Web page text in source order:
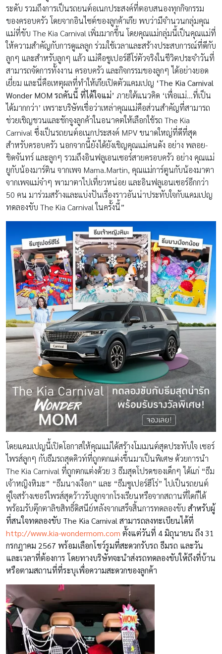
ระดับ รวมถึงการเป็นรถยนต์อเนกประสงค์ที่ตอบสนองทุกกิจกรรม
ของครอบครัว โดยจากอินไซต์ของลูกค้าเกีย พบว่ามีจำนวนกลุ่มคุณ
แม่ที่ขับ The Kia Carnival เพิ่มมากขึ้น โดยคุณแม่กลุ่มนี้เป็นคุณแม่ที่
ให้ความสำคัญกับการดูแลลูก ร่วมใช้เวลาและสร้างประสบการณ์ที่ดีกับ
ลูกๆ และสำหรับลูกๆ แล้ว แม่คือซูเปอร์ฮีโร่ตัวจริงในชีวิตประจำวันที่
สามารถจัดการทั้งงาน ครอบครัว และกิจกรรมของลูกๆ ได้อย่างยอด
เยี่ยม และนี่คือเหตุผลที่ทำให้เกียเปิดตัวแคมเปญ ‘The Kia Carnival
Wonder MOM รถคันนี้ ที่ได้ใจแม่’ ภายใต้แนวคิด ‘เพื่อแม่…ที่เป็น
ได้มากกว่า’ เพราะบริษัทเชื่อว่าเหล่าคุณแม่คือส่วนสำคัญที่สามารถ
ช่วยเชิญชวนและชักจูงลูกค้าในอนาคตให้เลือกใช้รถ The Kia
Carnival ซึ่งเป็นรถยนต์อเนกประสงค์ MPV ขนาดใหญ่ที่ดีที่สุด
สำหรับครอบครัว นอกจากนี้ยังได้ยังเชิญคุณแม่คนดัง อย่าง พลอย-
ชิดจันทร์ และลูกๆ รวมถึงอินฟลูเอนเซอร์สายครอบครัว อย่าง คุณแม่
ยูกับน้องมาร์ติน จากเพจ Mama.Martin, คุณแม่การ์ตูนกับน้องมาตา
จากเพจแม่จ๋าๆ พามาตาไปเที่ยวหน่อย และอินฟลูเอนเซอร์อีกกว่า
50 คน มาร่วมสร้างและแบ่งปันเรื่องราวอันน่าประทับใจกับแคมเปญ
ทดลองขับ The Kia Carnival ในครั้งนี้”
โดยแคมเปญนี้เปิดโอกาสให้คุณแม่ได้สร้างโมเมนต์สุดประทับใจ เซอร์
ไพรส์ลูกๆ กับธีมรถสุดคิวท์ที่ถูกตกแต่งขึ้นมาเป็นพิเศษ ด้วยการนำ
The Kia Carnival ที่ถูกตกแต่งด้วย 3 ธีมสุดโปรดของเด็กๆ ได้แก่ “ธีม
เจ้าหญิงหิมะ” “ธีมนางเงือก” และ “ธีมซูเปอร์ฮีโร่” ไปเป็นรถยนต์
คู่ใจสร้างเซอร์ไพรส์สุดว้าวรับลูกจากโรงเรียนหรือจากสถานที่ใดก็ได้
พร้อมรับตุ๊กตาลิขสิทธิ์ดิสนีย์หลังจากเสร็จสิ้นการทดลองขับ สำหรับผู้
ที่สนใจทดลองขับ The Kia Carnivalสามารถลงทะเบียนได้ที่
http://www.kia-wondermom.com ตั้งแต่วันที่ 4 มิถุนายน ถึง 31
กรกฎาคม 2567 พร้อมเลือกโชว์รูมที่สะดวกรับรถ ธีมรถ และวัน
และเวลาที่ต้องการ โดยทางบริษัทจะนำส่งรถทดลองขับให้ถึงที่บ้าน
หรือตามสถานที่ที่ระบุเพื่อความสะดวกของลูกค้า